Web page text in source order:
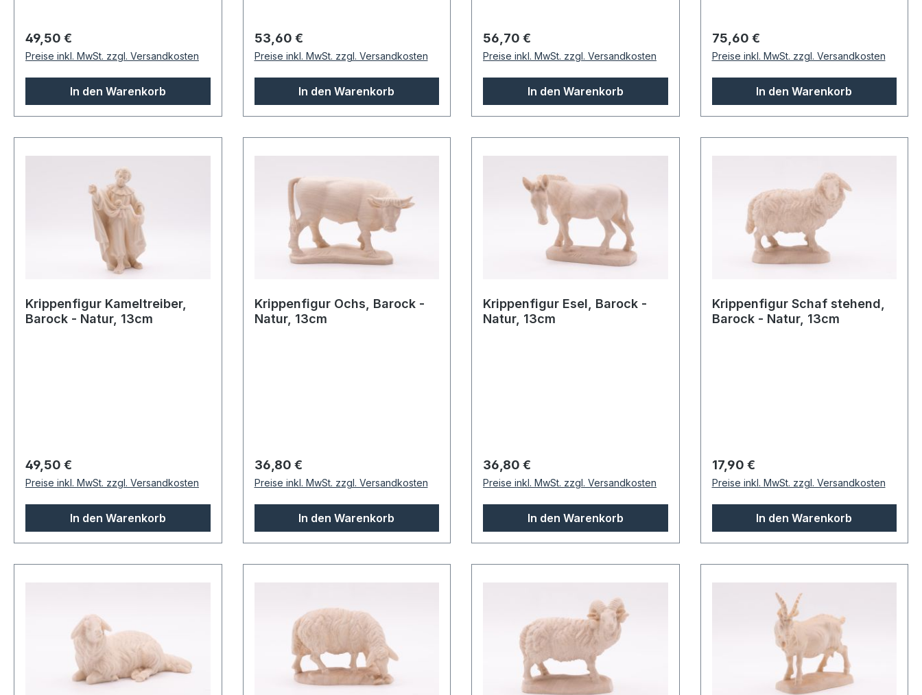
Regulärer Preis:
49,50 €
Preise inkl. MwSt. zzgl. Versandkosten
In den Warenkorb
Regulärer Preis:
53,60 €
Preise inkl. MwSt. zzgl. Versandkosten
In den Warenkorb
Regulärer Preis:
56,70 €
Preise inkl. MwSt. zzgl. Versandkosten
In den Warenkorb
Regulärer Preis:
75,60 €
Preise inkl. MwSt. zzgl. Versandkosten
In den Warenkorb
Krippenfigur Kameltreiber,
Barock - Natur, 13cm
Regulärer Preis:
49,50 €
Preise inkl. MwSt. zzgl. Versandkosten
In den Warenkorb
Krippenfigur Ochs, Barock -
Natur, 13cm
Regulärer Preis:
36,80 €
Preise inkl. MwSt. zzgl. Versandkosten
In den Warenkorb
Krippenfigur Esel, Barock -
Natur, 13cm
Regulärer Preis:
36,80 €
Preise inkl. MwSt. zzgl. Versandkosten
In den Warenkorb
Krippenfigur Schaf stehend,
Barock - Natur, 13cm
Regulärer Preis:
17,90 €
Preise inkl. MwSt. zzgl. Versandkosten
In den Warenkorb